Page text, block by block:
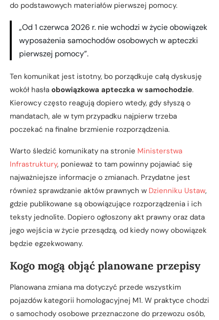
do podstawowych materiałów pierwszej pomocy.
„Od 1 czerwca 2026 r. nie wchodzi w życie obowiązek
wyposażenia samochodów osobowych w apteczki
pierwszej pomocy”.
Ten komunikat jest istotny, bo porządkuje całą dyskusję
wokół hasła obowiązkowa apteczka w samochodzie.
Kierowcy często reagują dopiero wtedy, gdy słyszą o
mandatach, ale w tym przypadku najpierw trzeba
poczekać na finalne brzmienie rozporządzenia.
Warto śledzić komunikaty na stronie Ministerstwa
Infrastruktury, ponieważ to tam powinny pojawiać się
najważniejsze informacje o zmianach. Przydatne jest
również sprawdzanie aktów prawnych w Dzienniku Ustaw,
gdzie publikowane są obowiązujące rozporządzenia i ich
teksty jednolite. Dopiero ogłoszony akt prawny oraz data
jego wejścia w życie przesądzą, od kiedy nowy obowiązek
będzie egzekwowany.
Kogo mogą objąć planowane przepisy
Planowana zmiana ma dotyczyć przede wszystkim
pojazdów kategorii homologacyjnej M1. W praktyce chodzi
o samochody osobowe przeznaczone do przewozu osób,